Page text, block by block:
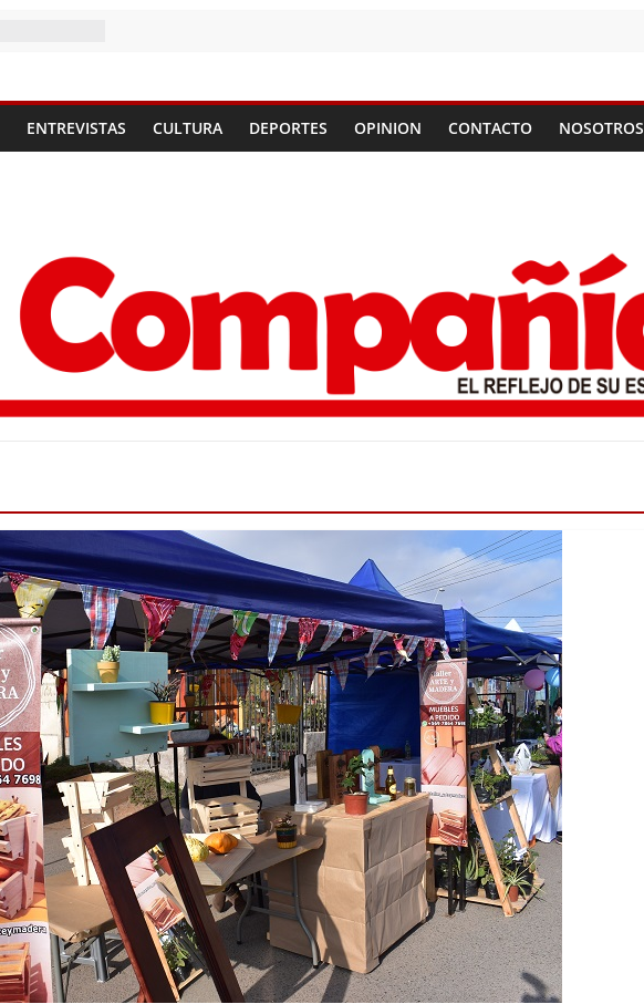
ENTREVISTAS CULTURA DEPORTES OPINION CONTACTO NOSOTROS
Destacado Foco Vecinal
Municipio realiza
en microbasural
Junio 14, 2020 Prensa LC